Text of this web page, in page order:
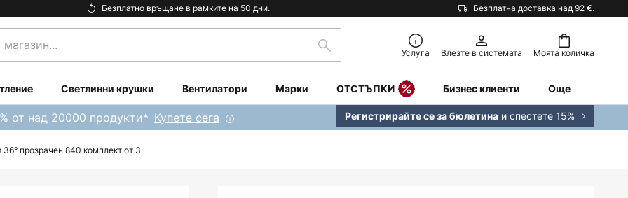
Безплатно връщане в рамките на 50 дни. Безплатна доставка над 92 €.
Моята количка
Търсене Услуга Влезте в системата
Светлинни крушки Вентилатори Марки ОТСТЪПКИ Бизнес клиенти Още
от над 20000 продукти* Купете сега Регистрирайте се за бюлетина и спестете 15%
прозрачен 840 комплект от 3